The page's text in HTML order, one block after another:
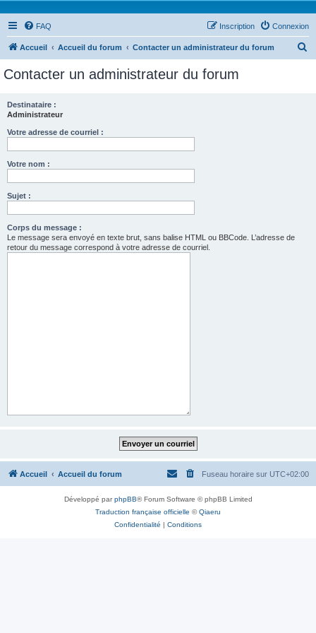
FAQ Connexion
Inscription
Accueil Accueil du forum Contacter un administrateur du forum
Contacter un administrateur du forum
Destinataire :
Administrateur
Votre adresse de courriel :
Votre nom :
Sujet :
Corps du message :
Le message sera envoyé en texte brut, sans balise HTML ou BBCode. L’adresse de
retour du message correspond à votre adresse de courriel.
Accueil Accueil du forum Fuseau horaire sur UTC+02:00
Développé parphpBB® Forum Software © phpBB Limited
Traduction française officielle ©Qiaeru
Confidentialité | Conditions